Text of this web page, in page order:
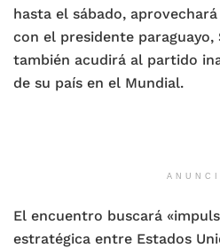
hasta el sábado,
con el presidente paraguayo,
también acudirá al partido
de su país en el Mundial.
El encuentro buscará
estratégica entre Estados